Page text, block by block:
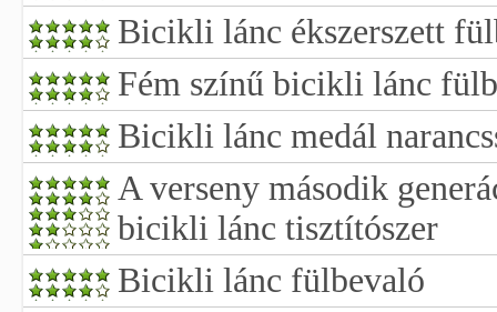
Bicikli lánc ékszerszett
Fém színű bicikli lánc
Bicikli lánc medál
A verseny második
bicikli lánc tisztítószer
Bicikli lánc fülbevaló